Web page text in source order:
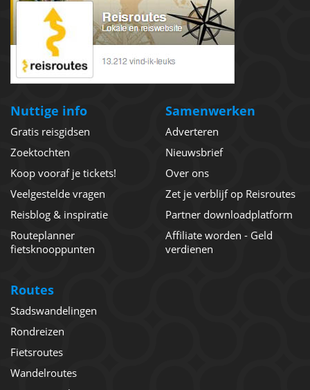
Nuttige info
Gratis reisgidsen
Zoektochten
Koop vooraf je tickets!
Veelgestelde vragen
Reisblog & inspiratie
Routeplanner
fietsknooppunten
Samenwerken
Adverteren
Nieuwsbrief
Over ons
Zet je verblijf op Reisroutes
Partner downloadplatform
Affiliate worden - Geld
verdienen
Routes
Stadswandelingen
Rondreizen
Fietsroutes
Wandelroutes